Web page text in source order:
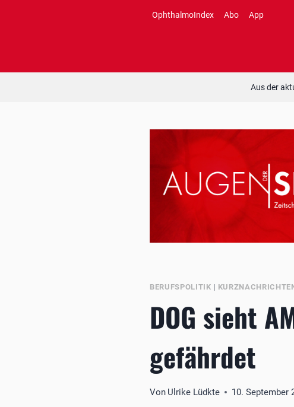
OphthalmoIndex Abo App
Aus der
BERUFSPOLITIK |
DOG sieht
gefährdet
Von Ulrike Lüdkte 10. September